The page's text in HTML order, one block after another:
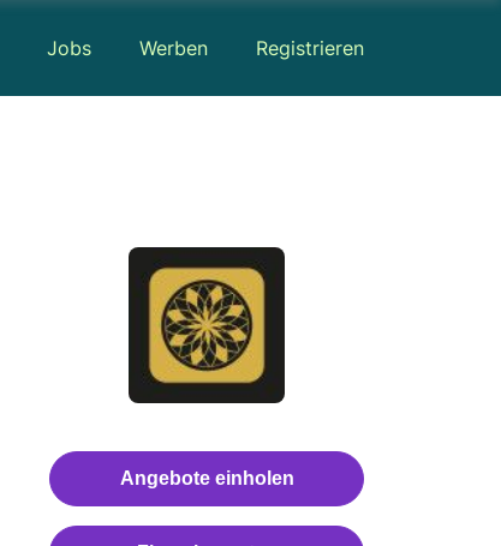
Jobs Werben Registrieren
Angebote einholen